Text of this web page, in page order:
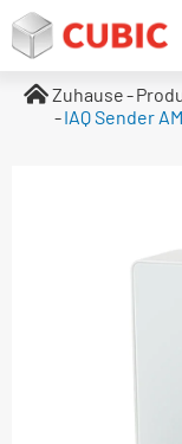
Zuhause
IAQ Sender